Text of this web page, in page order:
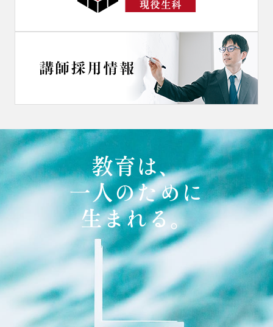
教育は、
一人のために
生まれる。